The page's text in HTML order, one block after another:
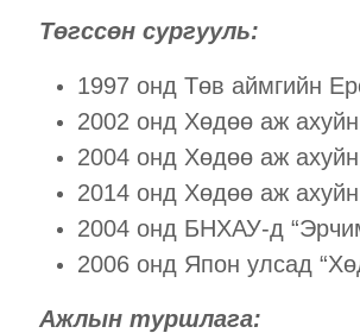
Төгссөн сургууль:
1997 онд Төв аймгийн
2002 онд Хөдөө аж ахуйн
2004 онд Хөдөө аж ахуйн
2014 онд Хөдөө аж
2004 онд БНХАУ-д
2006 онд Япон улсад
Ажлын туршлага: